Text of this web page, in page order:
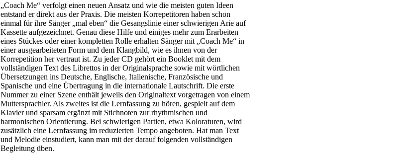
„Coach Me“ verfolgt einen neuen Ansatz und wie die meisten guten Ideen
entstand er direkt aus der Praxis. Die meisten Korrepetitoren haben schon
einmal für ihre Sänger „mal eben“ die Gesangslinie einer schwierigen Arie auf
Kassette aufgezeichnet. Genau diese Hilfe und einiges mehr zum Erarbeiten
eines Stückes oder einer kompletten Rolle erhalten Sänger mit „Coach Me“ in
einer ausgearbeiteten Form und dem Klangbild, wie es ihnen von der
Korrepetition her vertraut ist. Zu jeder CD gehört ein Booklet mit dem
vollständigen Text des Librettos in der Originalsprache sowie mit wörtlichen
Übersetzungen ins Deutsche, Englische, Italienische, Französische und
Spanische und eine Übertragung in die internationale Lautschrift. Die erste
Nummer zu einer Szene enthält jeweils den Originaltext vorgetragen von einem
Muttersprachler. Als zweites ist die Lernfassung zu hören, gespielt auf dem
Klavier und sparsam ergänzt mit Stichnoten zur rhythmischen und
harmonischen Orientierung. Bei schwierigen Partien, etwa Koloraturen, wird
zusätzlich eine Lernfassung im reduzierten Tempo angeboten. Hat man Text
und Melodie einstudiert, kann man mit der darauf folgenden vollständigen
Begleitung üben.